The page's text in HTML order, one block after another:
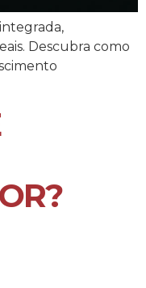
Descubra como